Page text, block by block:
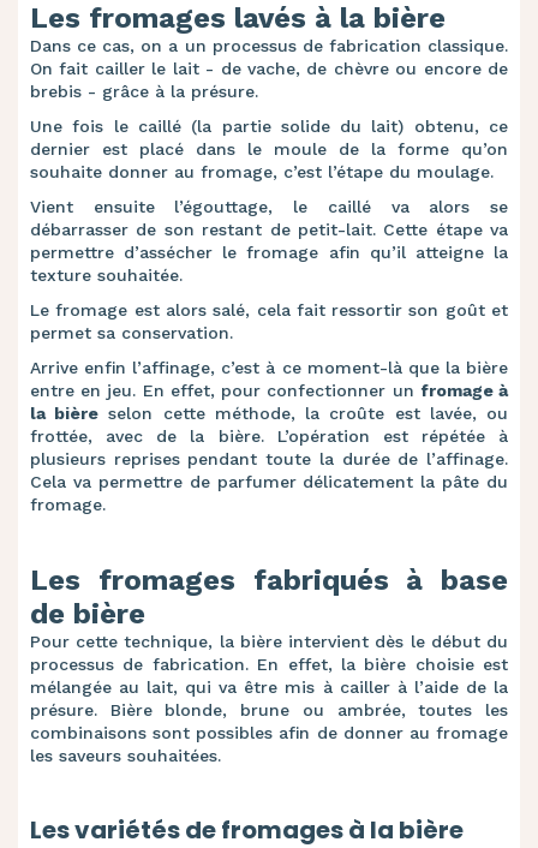
Les fromages lavés à la bière
Dans ce cas, on a un processus de fabrication classique.
On fait cailler le lait - de vache, de chèvre ou encore de
brebis - grâce à la présure.
Une fois le caillé (la partie solide du lait) obtenu, ce
dernier est placé dans le moule de la forme qu’on
souhaite donner au fromage, c’est l’étape du moulage.
Vient ensuite l’égouttage, le caillé va alors se
débarrasser de son restant de petit-lait. Cette étape va
permettre d’assécher le fromage afin qu’il atteigne la
texture souhaitée.
Le fromage est alors salé, cela fait ressortir son goût et
permet sa conservation.
Arrive enfin l’affinage, c’est à ce moment-là que la bière
entre en jeu. En effet, pour confectionner un fromage à
la bière selon cette méthode, la croûte est lavée, ou
frottée, avec de la bière. L’opération est répétée à
plusieurs reprises pendant toute la durée de l’affinage.
Cela va permettre de parfumer délicatement la pâte du
fromage.
Les fromages fabriqués à base
de bière
Pour cette technique, la bière intervient dès le début du
processus de fabrication. En effet, la bière choisie est
mélangée au lait, qui va être mis à cailler à l’aide de la
présure. Bière blonde, brune ou ambrée, toutes les
combinaisons sont possibles afin de donner au fromage
les saveurs souhaitées.
Les variétés de fromages à la bière